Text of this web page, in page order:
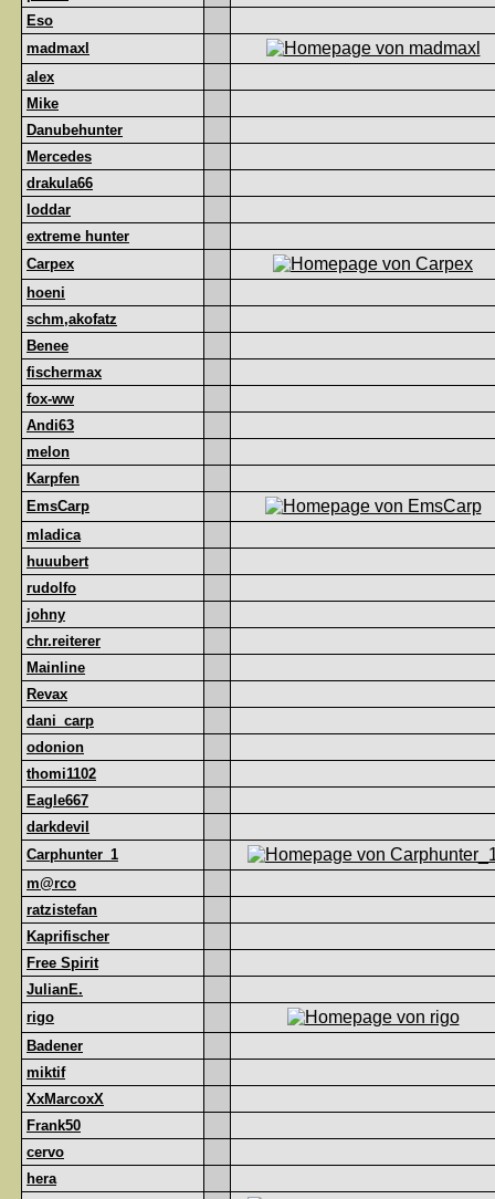
Eso
madmaxl
alex
Mike
Danubehunter
Mercedes
drakula66
loddar
extreme hunter
Carpex
hoeni
schm,akofatz
Benee
fischermax
fox-ww
Andi63
melon
Karpfen
EmsCarp
mladica
huuubert
rudolfo
johny
chr.reiterer
Mainline
Revax
dani_carp
odonion
thomi1102
Eagle667
darkdevil
Carphunter_1
m@rco
ratzistefan
Kaprifischer
Free Spirit
JulianE.
rigo
Badener
miktif
XxMarcoxX
Frank50
cervo
hera